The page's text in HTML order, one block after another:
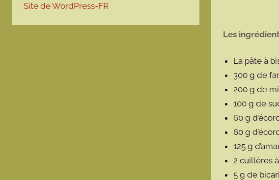
Les
La pâte à
300 g de
200 g de
100 g de
60 g
60 g
125 g
2 cuillères
5 g de
Site de WordPress-FR